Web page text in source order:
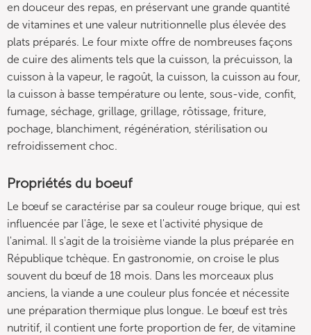
en douceur des repas, en préservant une grande quantité
de vitamines et une valeur nutritionnelle plus élevée des
plats préparés. Le four mixte offre de nombreuses façons
de cuire des aliments tels que la cuisson, la précuisson, la
cuisson à la vapeur, le ragoût, la cuisson, la cuisson au four,
la cuisson à basse température ou lente, sous-vide, confit,
fumage, séchage, grillage, grillage, rôtissage, friture,
pochage, blanchiment, régénération, stérilisation ou
refroidissement choc.
Propriétés du boeuf
Le bœuf se caractérise par sa couleur rouge brique, qui est
influencée par l'âge, le sexe et l'activité physique de
l'animal. Il s'agit de la troisième viande la plus préparée en
République tchèque. En gastronomie, on croise le plus
souvent du bœuf de 18 mois. Dans les morceaux plus
anciens, la viande a une couleur plus foncée et nécessite
une préparation thermique plus longue. Le bœuf est très
nutritif, il contient une forte proportion de fer, de vitamine